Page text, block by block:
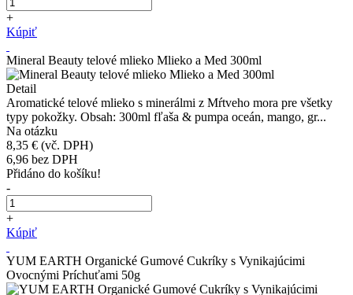
+
Kúpiť
Mineral Beauty telové mlieko Mlieko a Med 300ml
Detail
Aromatické telové mlieko s minerálmi z Mŕtveho mora pre všetky
typy pokožky. Obsah: 300ml fľaša & pumpa oceán, mango, gr...
Na otázku
8,35 € (vč. DPH)
6,96 bez DPH
Přidáno do košíku!
-
+
Kúpiť
YUM EARTH Organické Gumové Cukríky s Vynikajúcimi
Ovocnými Príchuťami 50g